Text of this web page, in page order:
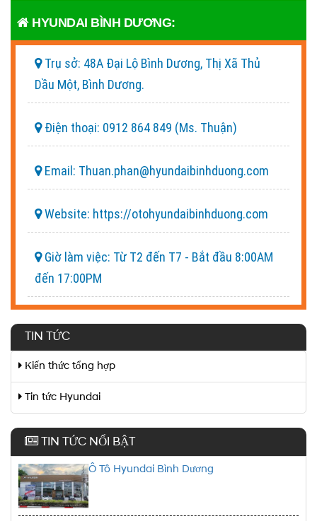
HYUNDAI BÌNH DƯƠNG:
Trụ sở: 48A Đại Lộ Bình Dương, Thị Xã Thủ
Dầu Một, Bình Dương.
Điện thoại: 0912 864 849 (Ms. Thuận)
Email: Thuan.phan@hyundaibinhduong.com
Website: https://otohyundaibinhduong.com
Giờ làm việc: Từ T2 đến T7 - Bắt đầu 8:00AM
đến 17:00PM
TIN TỨC
Kiến thức tổng hợp
Tin tức Hyundai
TIN TỨC NỔI BẬT
Ô Tô Hyundai Bình Dương